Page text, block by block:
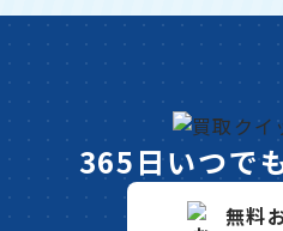
365日いつで
無料